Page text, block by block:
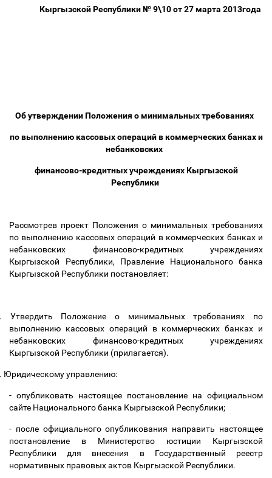
Кыргызской Республики № 9\10 от 27 марта 2013года
Об утверждении Положения о минимальных требованиях
по выполнению кассовых операций в коммерческих банках и
небанковских
финансово-кредитных учреждениях Кыргызской
Республики
Рассмотрев проект Положения о минимальных требованиях
по выполнению кассовых операций в коммерческих банках и
небанковских финансово-кредитных учреждениях
Кыргызской Республики, Правление Национального банка
Кыргызской Республики постановляет:
Утвердить Положение о минимальных требованиях по
выполнению кассовых операций в коммерческих банках и
небанковских финансово-кредитных учреждениях
Кыргызской Республики (прилагается).
Юридическому управлению:
- опубликовать настоящее постановление на официальном
сайте Национального банка Кыргызской Республики;
- после официального опубликования направить настоящее
постановление в Министерство юстиции Кыргызской
Республики для внесения в Государственный реестр
нормативных правовых актов Кыргызской Республики.